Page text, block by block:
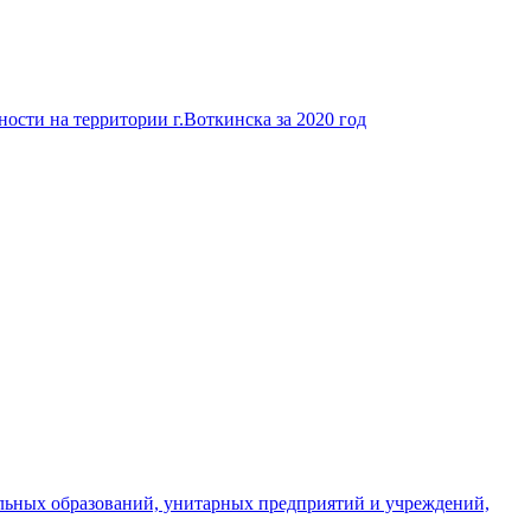
на территории г.Воткинска за 2020 год
образований, унитарных предприятий и учреждений,